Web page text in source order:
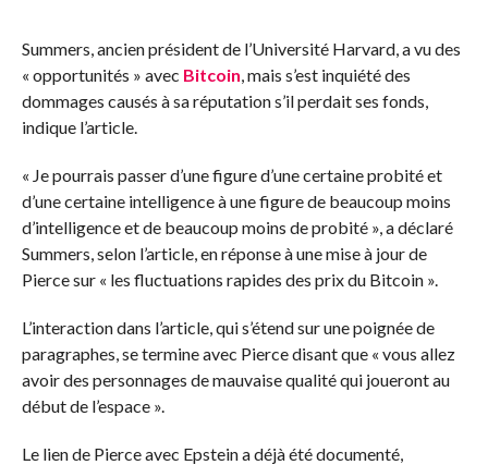
Summers, ancien président de l’Université Harvard, a vu des
« opportunités » avec Bitcoin , mais s’est inquiété des
dommages causés à sa réputation s’il perdait ses fonds,
indique l’article.
« Je pourrais passer d’une figure d’une certaine probité et
d’une certaine intelligence à une figure de beaucoup moins
d’intelligence et de beaucoup moins de probité », a déclaré
Summers, selon l’article, en réponse à une mise à jour de
Pierce sur « les fluctuations rapides des prix du Bitcoin ».
L’interaction dans l’article, qui s’étend sur une poignée de
paragraphes, se termine avec Pierce disant que « vous allez
avoir des personnages de mauvaise qualité qui joueront au
début de l’espace ».
Le lien de Pierce avec Epstein a déjà été documenté,